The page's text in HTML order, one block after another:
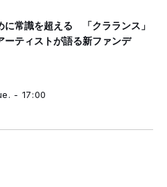
に常識を超える 「クラランス」
ーティストが語る新ファンデ
- 17:00